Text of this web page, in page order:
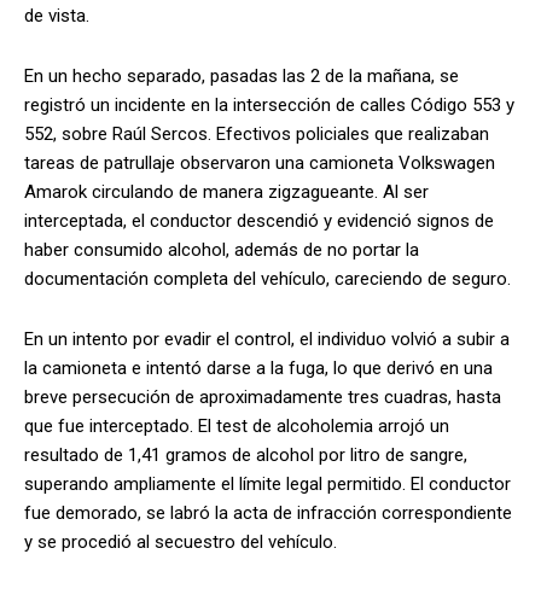
de vista.
En un hecho separado, pasadas las 2 de la mañana, se
registró un incidente en la intersección de calles Código 553 y
552, sobre Raúl Sercos. Efectivos policiales que realizaban
tareas de patrullaje observaron una camioneta Volkswagen
Amarok circulando de manera zigzagueante. Al ser
interceptada, el conductor descendió y evidenció signos de
haber consumido alcohol, además de no portar la
documentación completa del vehículo, careciendo de seguro.
En un intento por evadir el control, el individuo volvió a subir a
la camioneta e intentó darse a la fuga, lo que derivó en una
breve persecución de aproximadamente tres cuadras, hasta
que fue interceptado. El test de alcoholemia arrojó un
resultado de 1,41 gramos de alcohol por litro de sangre,
superando ampliamente el límite legal permitido. El conductor
fue demorado, se labró la acta de infracción correspondiente
y se procedió al secuestro del vehículo.